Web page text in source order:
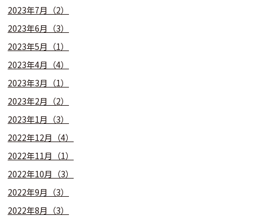
2023年7月（2）
2023年6月（3）
2023年5月（1）
2023年4月（4）
2023年3月（1）
2023年2月（2）
2023年1月（3）
2022年12月（4）
2022年11月（1）
2022年10月（3）
2022年9月（3）
2022年8月（3）